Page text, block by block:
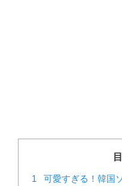
1
可愛すぎる！韓国